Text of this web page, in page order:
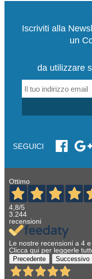
Iscriviti alla
un
da utilizzare
SEGUICI
Ottimo
4,8/5
3.244
recensioni
Le nostre recensioni a 4 e
Clicca qui per leggerle
Precedente Successivo